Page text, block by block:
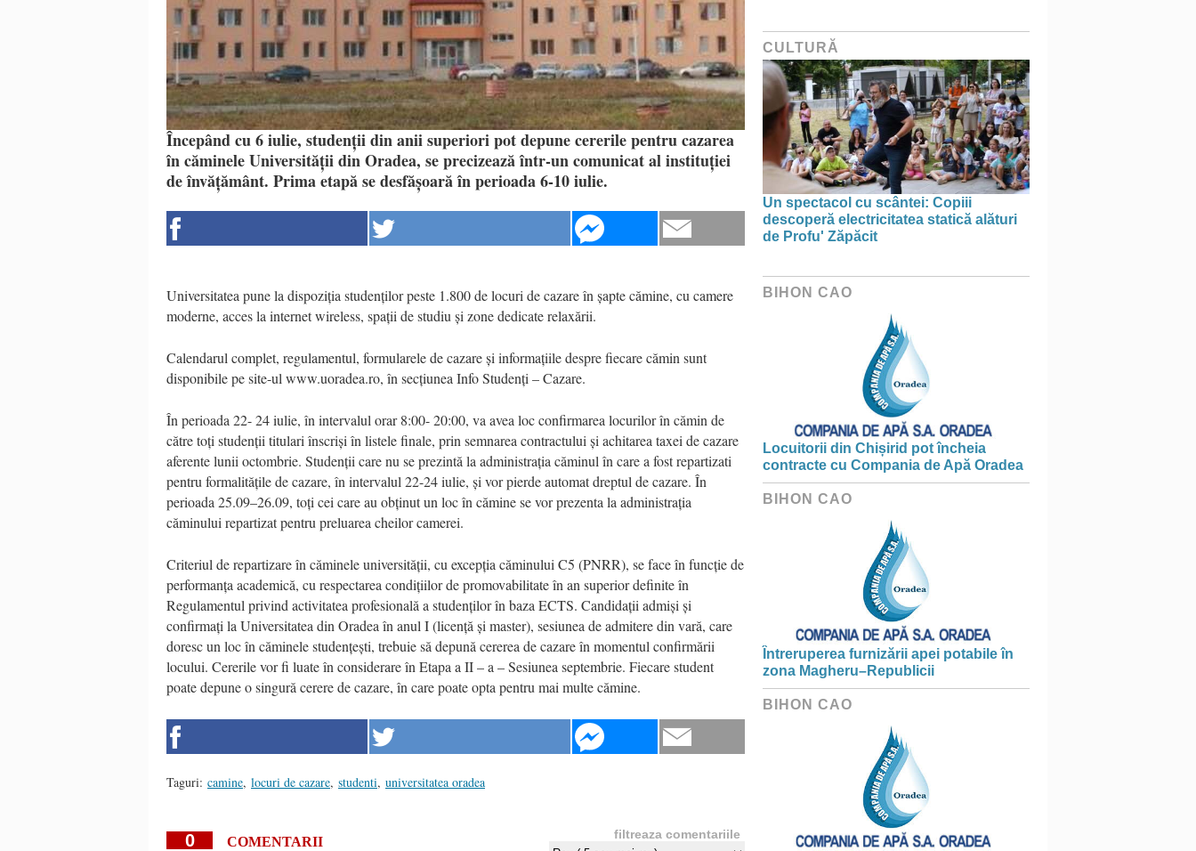
Începând cu 6 iulie, studenții din anii superiori pot depune cererile pentru cazarea
în căminele Universității din Oradea, se precizează într-un comunicat al instituției
de învățământ. Prima etapă se desfășoară în perioada 6-10 iulie.
Universitatea pune la dispoziția studenților peste 1.800 de locuri de cazare în șapte cămine, cu camere
moderne, acces la internet wireless, spații de studiu și zone dedicate relaxării.
Calendarul complet, regulamentul, formularele de cazare și informațiile despre fiecare cămin sunt
disponibile pe site-ul www.uoradea.ro, în secțiunea Info Studenți – Cazare.
În perioada 22- 24 iulie, în intervalul orar 8:00- 20:00, va avea loc confirmarea locurilor în cămin de
către toți studenții titulari înscriși în listele finale, prin semnarea contractului și achitarea taxei de cazare
aferente lunii octombrie. Studenții care nu se prezintă la administrația căminul în care a fost repartizati
pentru formalitățile de cazare, în intervalul 22-24 iulie, și vor pierde automat dreptul de cazare. În
perioada 25.09–26.09, toți cei care au obținut un loc în cămine se vor prezenta la administrația
căminului repartizat pentru preluarea cheilor camerei.
Criteriul de repartizare în căminele universității, cu excepția căminului C5 (PNRR), se face în funcție de
performanța academică, cu respectarea condițiilor de promovabilitate în an superior definite în
Regulamentul privind activitatea profesională a studenților în baza ECTS. Candidații admiși și
confirmați la Universitatea din Oradea în anul I (licență și master), sesiunea de admitere din vară, care
doresc un loc în căminele studențești, trebuie să depună cererea de cazare în momentul confirmării
locului. Cererile vor fi luate în considerare în Etapa a II – a – Sesiunea septembrie. Fiecare student
poate depune o singură cerere de cazare, în care poate opta pentru mai multe cămine.
Taguri: camine, locuri de cazare, studenti, universitatea oradea
0 COMENTARII filtreaza comentariile
CULTURĂ
Un spectacol cu scântei: Copiii
descoperă electricitatea statică alături
de Profu' Zăpăcit
BIHON CAO
Locuitorii din Chișirid pot încheia
contracte cu Compania de Apă Oradea
BIHON CAO
Întreruperea furnizării apei potabile în
zona Magheru–Republicii
BIHON CAO